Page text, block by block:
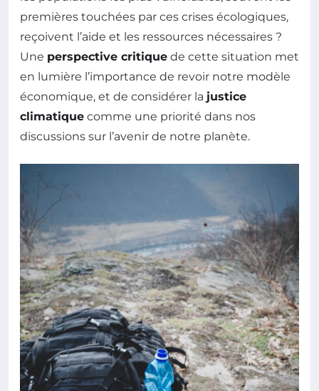
premières touchées par ces crises écologiques,
reçoivent l’aide et les ressources nécessaires ?
Une perspective critique de cette situation met
en lumière l’importance de revoir notre modèle
économique, et de considérer la justice
climatique comme une priorité dans nos
discussions sur l’avenir de notre planète.